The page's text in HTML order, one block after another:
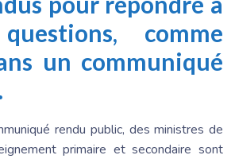
comme
un communiqué
rendu public, des ministres de
primaire et secondaire sont